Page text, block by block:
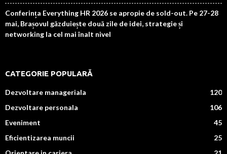
Conferința Everything HR 2026 se apropie de sold-out. Pe 27-28
mai, Brașovul găzduiește două zile de idei, strategie și
networking la cel mai înalt nivel
CATEGORIE POPULARĂ
Dezvoltare manageriala
120
Dezvoltare personala
106
Eveniment
45
Eficientizarea muncii
25